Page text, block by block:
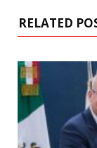
RELATED